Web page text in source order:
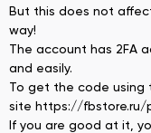
But this does not
way!
The account has 2FA
and easily.
To get the code using
site https://fbstore.ru/
If you are good at it,